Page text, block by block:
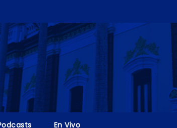
En Vivo